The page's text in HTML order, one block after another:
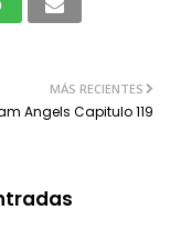
MÁS RECIENTES
Angels Capitulo 119